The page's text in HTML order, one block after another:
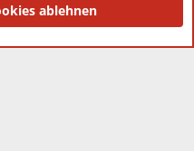
2025 XenForo Ltd.
ablehnen